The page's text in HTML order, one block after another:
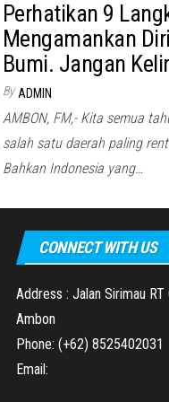
Perhatikan 9
Mengamankan
Bumi. Jangan
By ADMIN
AMBON, FM,- Kita semua
salah satu daerah paling
Bahkan Indonesia yang…
CONNECT WITH US
Address : Jalan Sirimau
Ambon
Phone: (+62) 8525402031
Email: